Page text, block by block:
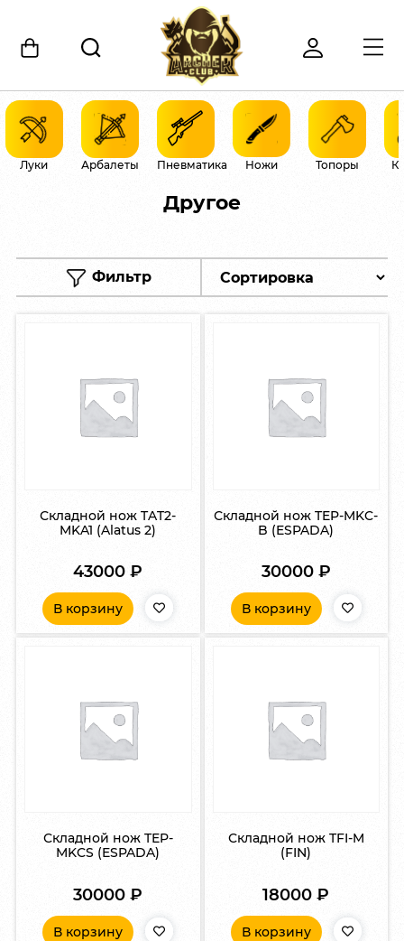
Луки Арбалеты Пневматика Ножи Топоры
Другое
Фильтр
Складной нож TAT2-
MKA1 (Alatus 2)
43000₽
В корзину
Складной нож TEP-MKC-
B (ESPADA)
30000 ₽
В корзину
Складной нож TEP-
MKCS (ESPADA)
30000₽
В корзину
Складной нож TFI-M
(FIN)
18000₽
В корзину